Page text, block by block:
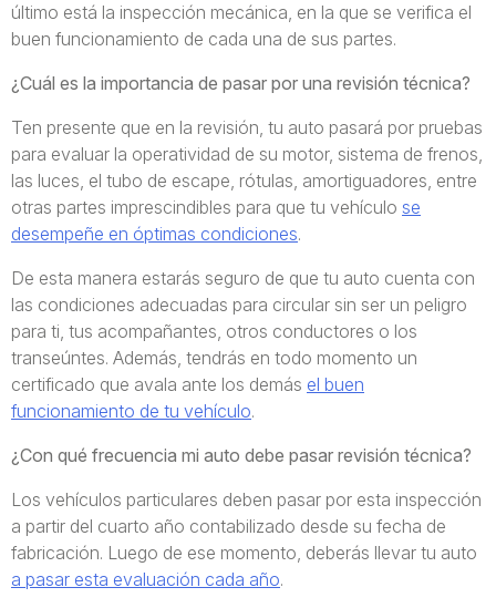
último está la inspección mecánica, en la que se verifica el
buen funcionamiento de cada una de sus partes.
¿Cuál es la importancia de pasar por una revisión técnica?
Ten presente que en la revisión, tu auto pasará por pruebas
para evaluar la operatividad de su motor, sistema de frenos,
las luces, el tubo de escape, rótulas, amortiguadores, entre
otras partes imprescindibles para que tu vehículo se
desempeñe en óptimas condiciones.
De esta manera estarás seguro de que tu auto cuenta con
las condiciones adecuadas para circular sin ser un peligro
para ti, tus acompañantes, otros conductores o los
transeúntes. Además, tendrás en todo momento un
certificado que avala ante los demás el buen
funcionamiento de tu vehículo.
¿Con qué frecuencia mi auto debe pasar revisión técnica?
Los vehículos particulares deben pasar por esta inspección
a partir del cuarto año contabilizado desde su fecha de
fabricación. Luego de ese momento, deberás llevar tu auto
a pasar esta evaluación cada año.